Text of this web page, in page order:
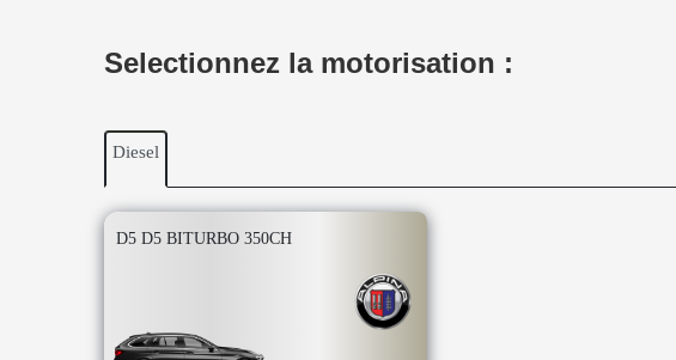
Selectionnez la motorisation :
Diesel
D5 D5 BITURBO 350CH